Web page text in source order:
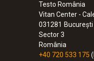
Testo România
Vitan Center -
031281 București
Sector 3
România
+40 720 533 175